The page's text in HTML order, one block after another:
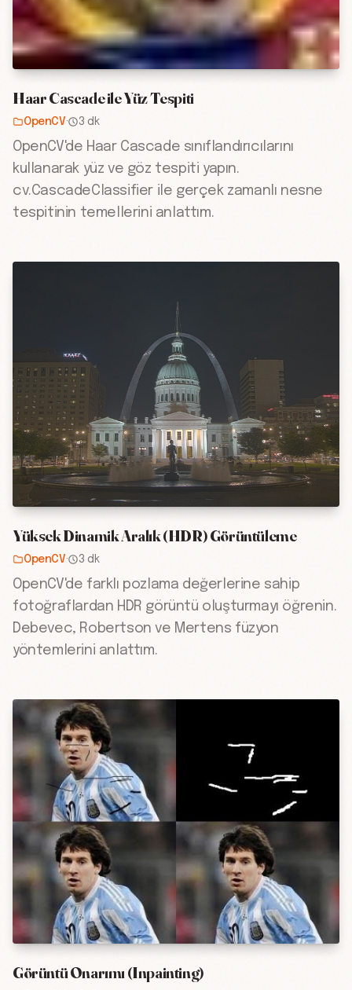
Haar Cascade ile Yüz Tespiti
OpenCV· 3 dk
OpenCV'de Haar Cascade sınıflandırıcılarını
kullanarak yüz ve göz tespiti yapın.
cv.CascadeClassifier ile gerçek zamanlı nesne
tespitinin temellerini anlattım.
Yüksek Dinamik Aralık (HDR) Görüntüleme
OpenCV· 3 dk
OpenCV'de farklı pozlama değerlerine sahip
fotoğraflardan HDR görüntü oluşturmayı öğrenin.
Debevec, Robertson ve Mertens füzyon
yöntemlerini anlattım.
Görüntü Onarımı (Inpainting)